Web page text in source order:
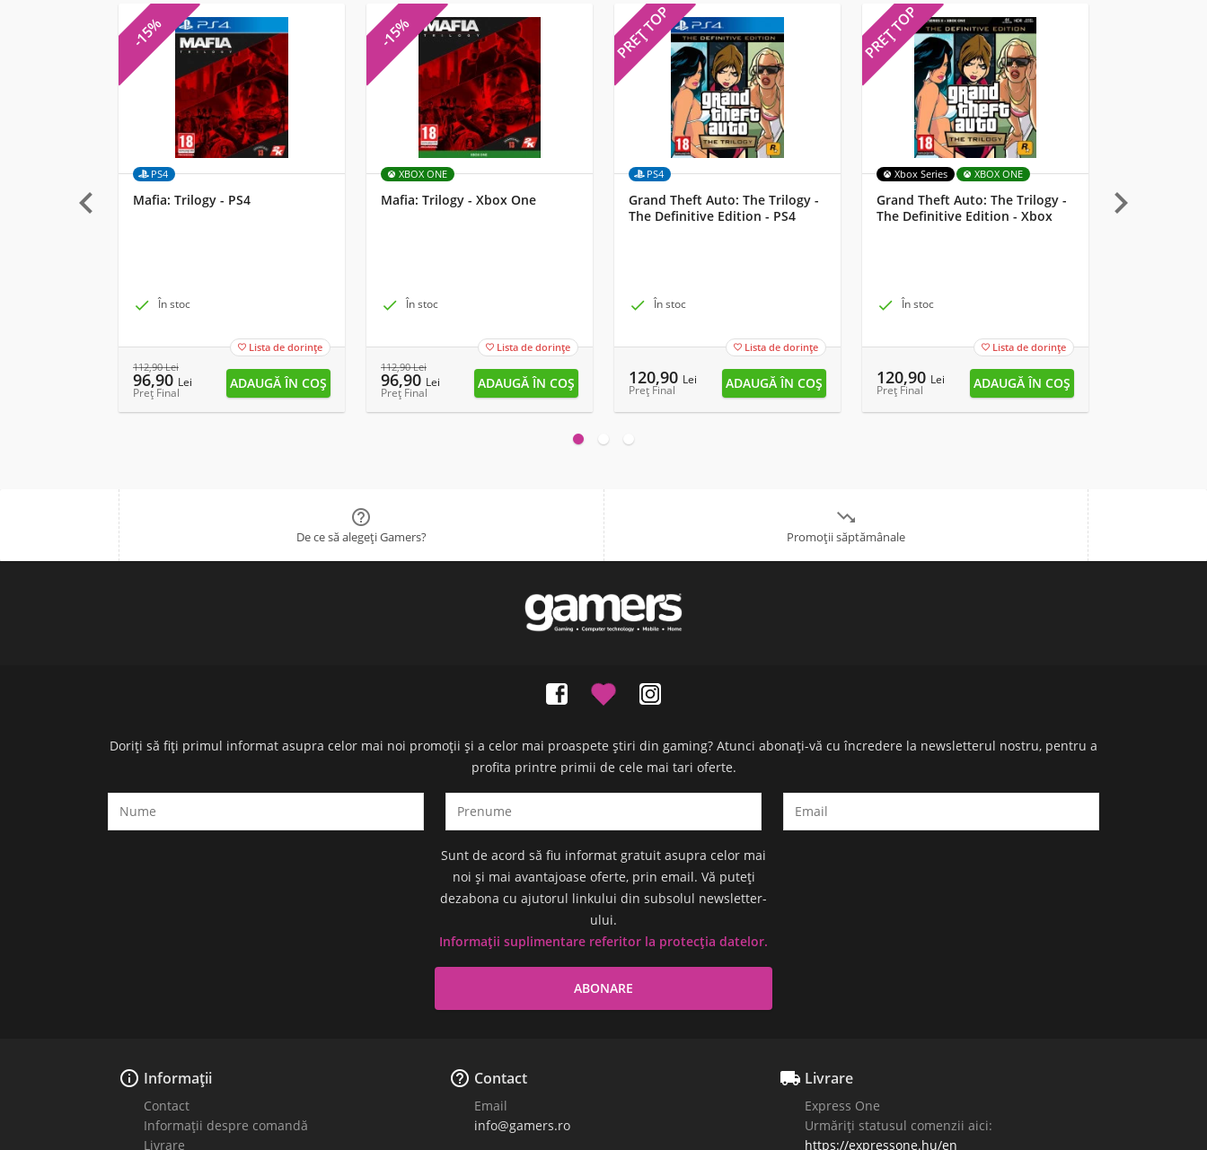
-15%
PS4
Mafia: Trilogy - PS4
 În stoc
 Lista de dorințe
112,90Lei
96,90 Lei
Preț Final
-15%
XBOX ONE
Mafia: Trilogy - Xbox One
 În stoc
 Lista de dorințe
112,90Lei
96,90 Lei
Preț Final
PREȚ TOP
PS4
Grand Theft Auto: The Trilogy -
The Definitive Edition - PS4
 În stoc
 Lista de dorințe
120,90 Lei
Preț Final
PREȚ TOP
Xbox Series XBOX ONE
Grand Theft Auto: The Trilogy -
The Definitive Edition - Xbox
 În stoc
 Lista de dorințe
120,90 Lei
Preț Final
Starlink:
 

De ce să alegeți Gamers?

Promoții săptămânale
Doriți să fiți primul informat asupra celor mai noi promoții și a celor mai proaspete știri din gaming? Atunci abonați-vă cu încredere la newsletterul nostru, pentru a
profita printre primii de cele mai tari oferte.
Sunt de acord să fiu informat gratuit asupra celor mai
noi și mai avantajoase oferte, prin email. Vă puteți
dezabona cu ajutorul linkului din subsolul newsletter-
ului.
Informații suplimentare referitor la protecția datelor.
 Informații
Contact
Informații despre comandă
Livrare
 Contact
Email
info@gamers.ro
 Livrare
Express One
Urmăriți statusul comenzii aici:
https://expressone.hu/en